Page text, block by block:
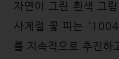
자연이 그린 흰색 그
사계절 꽃 피는
를 지속적으로 추진하